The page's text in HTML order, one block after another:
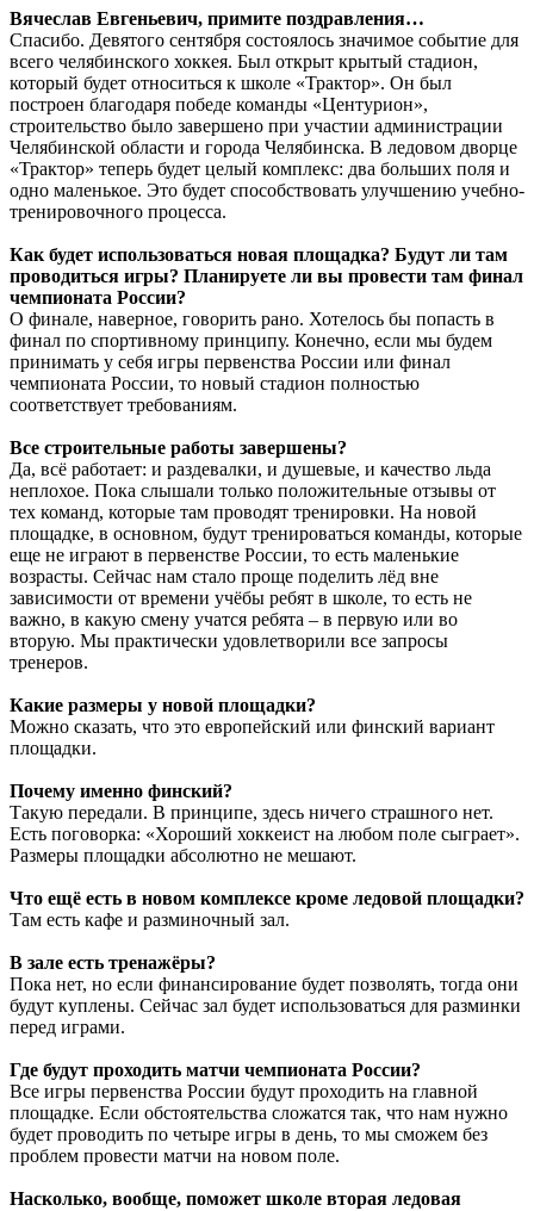
Вячеслав Евгеньевич, примите поздравления…
Спасибо. Девятого сентября состоялось значимое событие для
всего челябинского хоккея. Был открыт крытый стадион,
который будет относиться к школе «Трактор». Он был
построен благодаря победе команды «Центурион»,
строительство было завершено при участии администрации
Челябинской области и города Челябинска. В ледовом дворце
«Трактор» теперь будет целый комплекс: два больших поля и
одно маленькое. Это будет способствовать улучшению учебно-
тренировочного процесса.
Как будет использоваться новая площадка? Будут ли там
проводиться игры? Планируете ли вы провести там финал
чемпионата России?
О финале, наверное, говорить рано. Хотелось бы попасть в
финал по спортивному принципу. Конечно, если мы будем
принимать у себя игры первенства России или финал
чемпионата России, то новый стадион полностью
соответствует требованиям.
Все строительные работы завершены?
Да, всё работает: и раздевалки, и душевые, и качество льда
неплохое. Пока слышали только положительные отзывы от
тех команд, которые там проводят тренировки. На новой
площадке, в основном, будут тренироваться команды, которые
еще не играют в первенстве России, то есть маленькие
возрасты. Сейчас нам стало проще поделить лёд вне
зависимости от времени учёбы ребят в школе, то есть не
важно, в какую смену учатся ребята – в первую или во
вторую. Мы практически удовлетворили все запросы
тренеров.
Какие размеры у новой площадки?
Можно сказать, что это европейский или финский вариант
площадки.
Почему именно финский?
Такую передали. В принципе, здесь ничего страшного нет.
Есть поговорка: «Хороший хоккеист на любом поле сыграет».
Размеры площадки абсолютно не мешают.
Что ещё есть в новом комплексе кроме ледовой площадки?
Там есть кафе и разминочный зал.
В зале есть тренажёры?
Пока нет, но если финансирование будет позволять, тогда они
будут куплены. Сейчас зал будет использоваться для разминки
перед играми.
Где будут проходить матчи чемпионата России?
Все игры первенства России будут проходить на главной
площадке. Если обстоятельства сложатся так, что нам нужно
будет проводить по четыре игры в день, то мы сможем без
проблем провести матчи на новом поле.
Насколько, вообще, поможет школе вторая ледовая